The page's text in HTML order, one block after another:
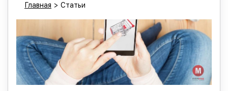
Главная > Статьи